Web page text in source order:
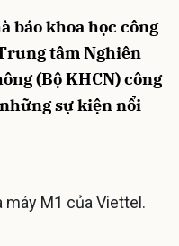
báo khoa học công
tâm Nghiên
(Bộ KHCN) công
sự kiện nổi
máy M1 của Viettel.
Hủy